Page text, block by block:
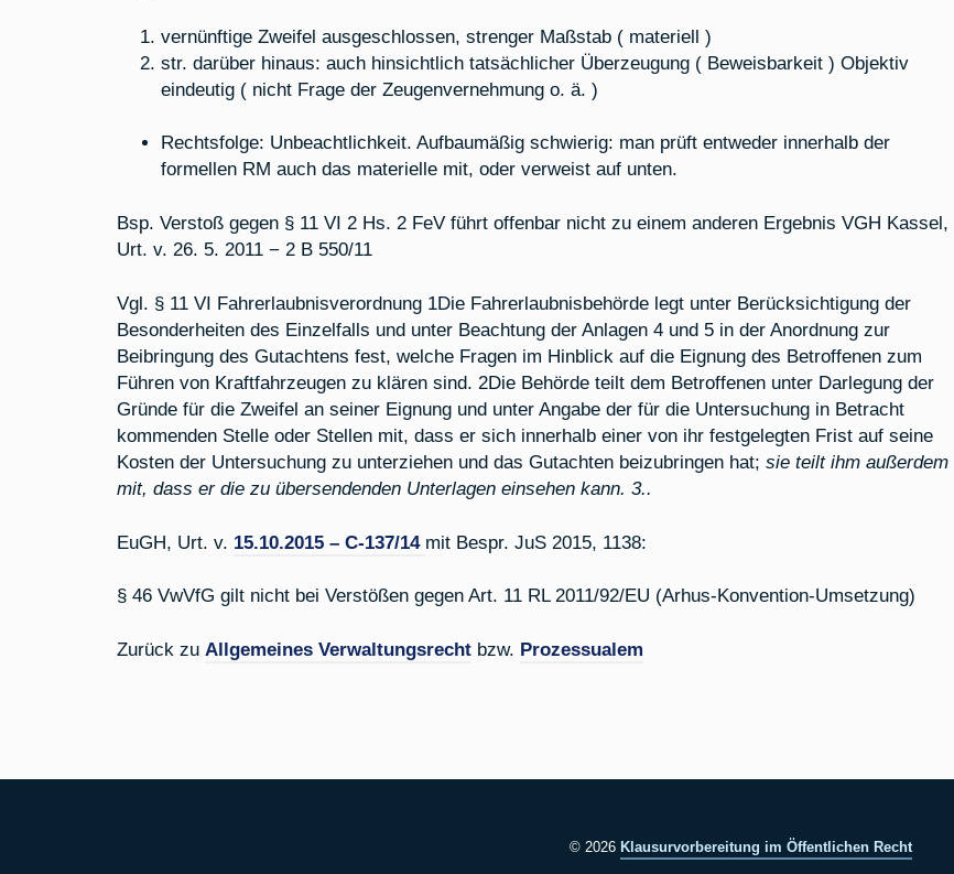
vernünftige Zweifel ausgeschlossen, strenger Maßstab ( materiell )
str. darüber hinaus: auch hinsichtlich tatsächlicher Überzeugung ( Beweisbarkeit ) Objektiv
eindeutig ( nicht Frage der Zeugenvernehmung o. ä. )
Rechtsfolge: Unbeachtlichkeit. Aufbaumäßig schwierig: man prüft entweder innerhalb der
formellen RM auch das materielle mit, oder verweist auf unten.
Bsp. Verstoß gegen § 11 VI 2 Hs. 2 FeV führt offenbar nicht zu einem anderen Ergebnis VGH Kassel,
Urt. v. 26. 5. 2011 − 2 B 550/11
Vgl. § 11 VI Fahrerlaubnisverordnung 1Die Fahrerlaubnisbehörde legt unter Berücksichtigung der
Besonderheiten des Einzelfalls und unter Beachtung der Anlagen 4 und 5 in der Anordnung zur
Beibringung des Gutachtens fest, welche Fragen im Hinblick auf die Eignung des Betroffenen zum
Führen von Kraftfahrzeugen zu klären sind. 2Die Behörde teilt dem Betroffenen unter Darlegung der
Gründe für die Zweifel an seiner Eignung und unter Angabe der für die Untersuchung in Betracht
kommenden Stelle oder Stellen mit, dass er sich innerhalb einer von ihr festgelegten Frist auf seine
Kosten der Untersuchung zu unterziehen und das Gutachten beizubringen hat; sie teilt ihm außerdem
mit, dass er die zu übersendenden Unterlagen einsehen kann. 3..
EuGH, Urt. v. 15.10.2015 – C-137/14 mit Bespr. JuS 2015, 1138:
§ 46 VwVfG gilt nicht bei Verstößen gegen Art. 11 RL 2011/92/EU (Arhus-Konvention-Umsetzung)
Zurück zu Allgemeines Verwaltungsrechtbzw. Prozessualem
© 2026 Klausurvorbereitung im Öffentlichen Recht